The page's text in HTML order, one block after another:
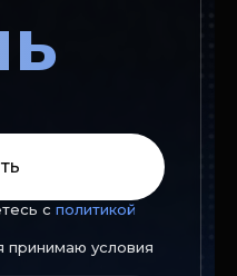
с политикой
принимаю условия